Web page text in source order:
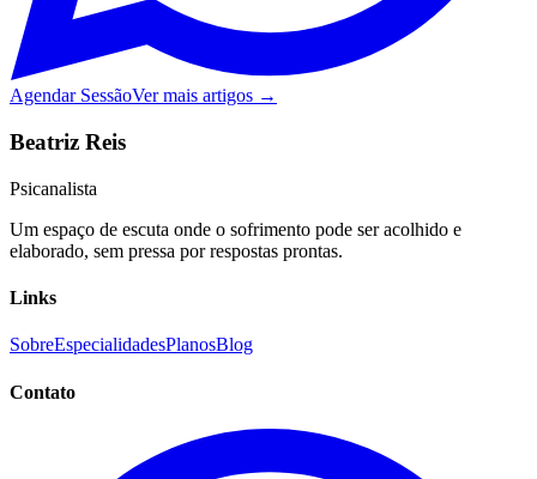
Agendar SessãoVer mais artigos →
Beatriz Reis
Psicanalista
Um espaço de escuta onde o sofrimento pode ser acolhido e
elaborado, sem pressa por respostas prontas.
Links
SobreEspecialidadesPlanosBlog
Contato